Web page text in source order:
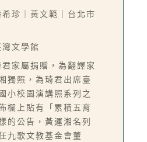
珍｜黃文範｜台北市
灣文學館
家屬捐贈，為翻譯家
獨照，為琦君出席臺
小校園演講照系列之
欄上貼有「累積五育
的公告，黃運湘名列
九歌文教基金會董